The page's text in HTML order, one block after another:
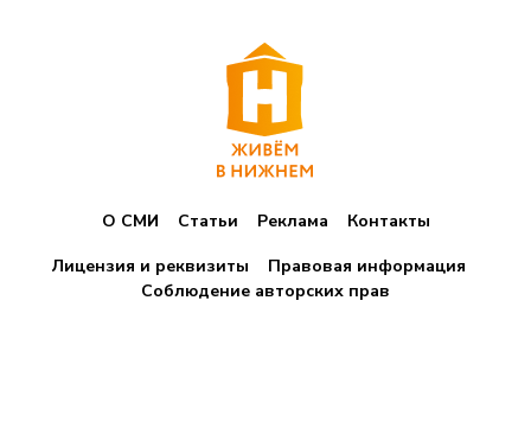
О СМИ Статьи Реклама
Контакты
Лицензия и реквизиты
Правовая информация
Соблюдение авторских прав